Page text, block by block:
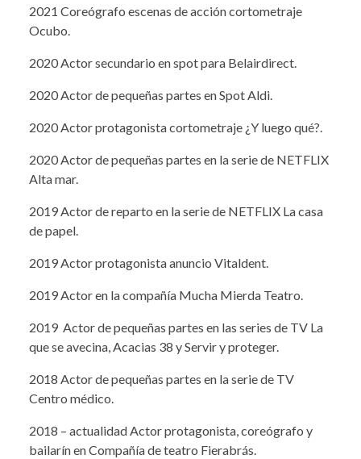
2021 Coreógrafo escenas de acción cortometraje
Ocubo.
2020 Actor secundario en spot para Belairdirect.
2020 Actor de pequeñas partes en Spot Aldi.
2020 Actor protagonista cortometraje ¿Y luego qué?.
2020 Actor de pequeñas partes en la serie de NETFLIX
Alta mar.
2019 Actor de reparto en la serie de NETFLIX La casa
de papel.
2019 Actor protagonista anuncio Vitaldent.
2019 Actor en la compañía Mucha Mierda Teatro.
2019 Actor de pequeñas partes en las series de TV La
que se avecina, Acacias 38 y Servir y proteger.
2018 Actor de pequeñas partes en la serie de TV
Centro médico.
2018 – actualidad Actor protagonista, coreógrafo y
bailarín en Compañía de teatro Fierabrás.